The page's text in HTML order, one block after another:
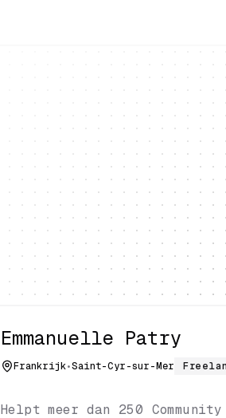
Emmanuelle Patry
Frankrijk•Saint-Cyr-sur-Mer
Helpt meer dan 250